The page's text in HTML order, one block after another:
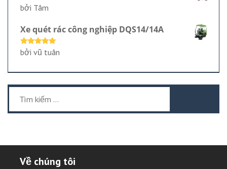
bởi Tâm
Xe quét rác công nghiệp DQS14/14A
Được xếp
hạng 55
bởi vũ tuân
kiếm
cho:
Về chúng tôi